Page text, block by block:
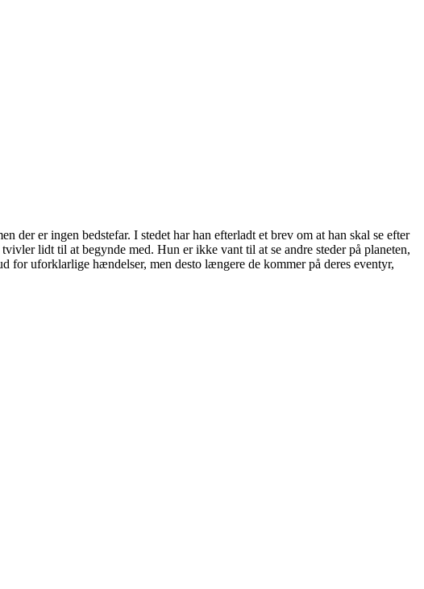
der er ingen bedstefar. I stedet har han efterladt et brev om at han skal se efter
lidt til at begynde med. Hun er ikke vant til at se andre steder på planeten,
for uforklarlige hændelser, men desto længere de kommer på deres eventyr,